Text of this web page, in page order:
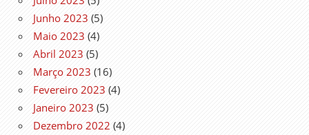
Junho 2023 (5)
Maio 2023 (4)
Abril 2023 (5)
Março 2023 (16)
Fevereiro 2023 (4)
Janeiro 2023 (5)
Dezembro 2022 (4)